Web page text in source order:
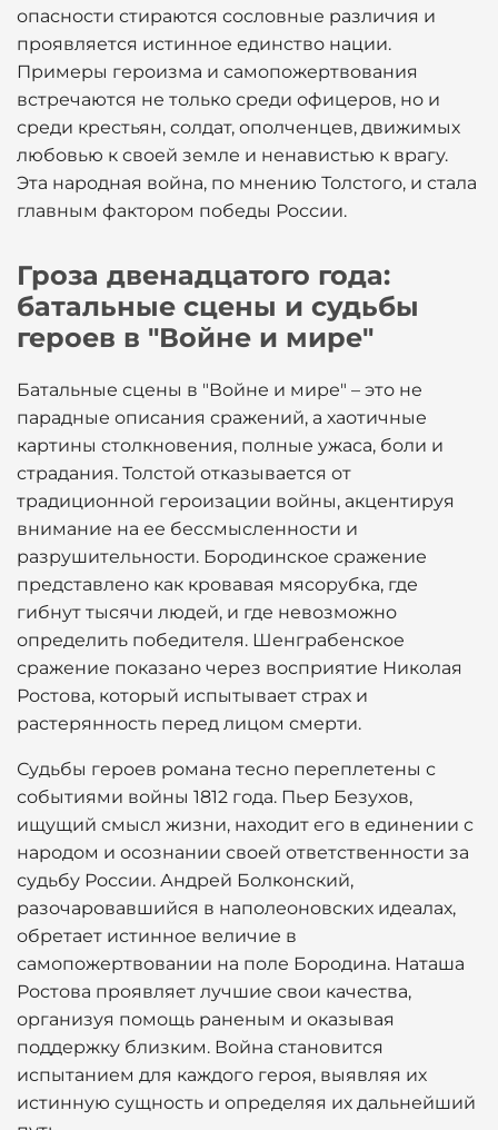
опасности стираются сословные различия и
проявляется истинное единство нации.
Примеры героизма и самопожертвования
встречаются не только среди офицеров, но и
среди крестьян, солдат, ополченцев, движимых
любовью к своей земле и ненавистью к врагу.
Эта народная война, по мнению Толстого, и стала
главным фактором победы России.
Гроза двенадцатого года:
батальные сцены и судьбы
героев в "Войне и мире"
Батальные сцены в "Войне и мире" – это не
парадные описания сражений, а хаотичные
картины столкновения, полные ужаса, боли и
страдания. Толстой отказывается от
традиционной героизации войны, акцентируя
внимание на ее бессмысленности и
разрушительности. Бородинское сражение
представлено как кровавая мясорубка, где
гибнут тысячи людей, и где невозможно
определить победителя. Шенграбенское
сражение показано через восприятие Николая
Ростова, который испытывает страх и
растерянность перед лицом смерти.
Судьбы героев романа тесно переплетены с
событиями войны 1812 года. Пьер Безухов,
ищущий смысл жизни, находит его в единении с
народом и осознании своей ответственности за
судьбу России. Андрей Болконский,
разочаровавшийся в наполеоновских идеалах,
обретает истинное величие в
самопожертвовании на поле Бородина. Наташа
Ростова проявляет лучшие свои качества,
организуя помощь раненым и оказывая
поддержку близким. Война становится
испытанием для каждого героя, выявляя их
истинную сущность и определяя их дальнейший